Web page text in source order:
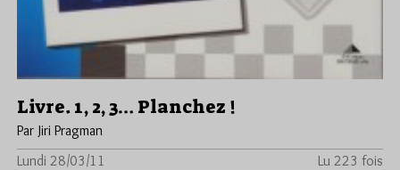
Livre. 1, 2, 3… Planchez !
Par Jiri Pragman
Lundi 28/03/11
Lu 223 fois